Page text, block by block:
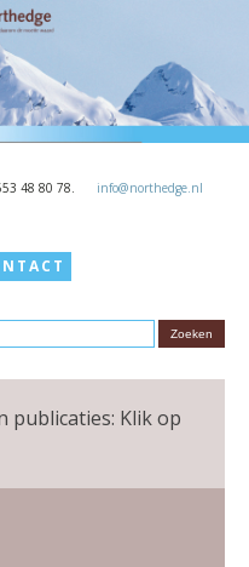
48 80 78. info@northedge.nl
publicaties: Klik op